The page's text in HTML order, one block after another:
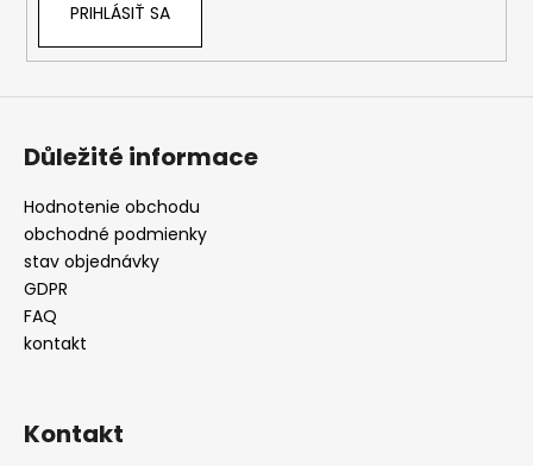
PRIHLÁSIŤ SA
Důležité informace
Hodnotenie obchodu
obchodné podmienky
stav objednávky
GDPR
FAQ
kontakt
Kontakt